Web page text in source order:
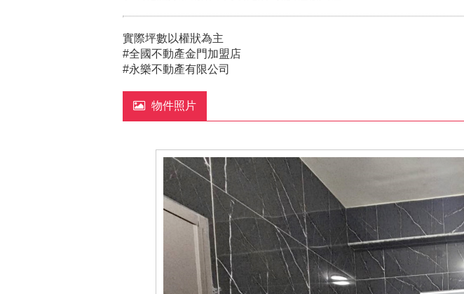
實際坪數以權狀為主
#全國不動產金門加盟店
#永樂不動產有限公司
物件照片